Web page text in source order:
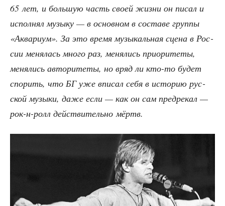
65 лет, и боль­шую часть сво­ей жиз­ни он писал и
испол­нял музы­ку — в основ­ном в соста­ве груп­пы
«Аква­ри­ум». За это вре­мя музы­каль­ная сце­на в Рос­
сии меня­лась мно­го раз, меня­лись при­о­ри­те­ты,
меня­лись авто­ри­те­ты, но вряд ли кто-то будет
спо­рить, что БГ уже впи­сал себя в исто­рию рус­
ской музы­ки, даже если — как он сам пред­ре­кал —
рок-н-ролл дей­стви­тель­но мёртв.